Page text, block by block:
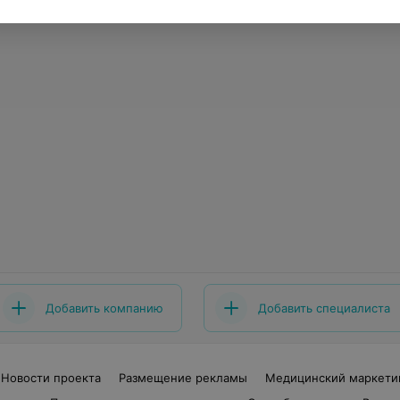
Добавить компанию Добавить специалиста
Новости проекта Размещение рекламы
Медицинский